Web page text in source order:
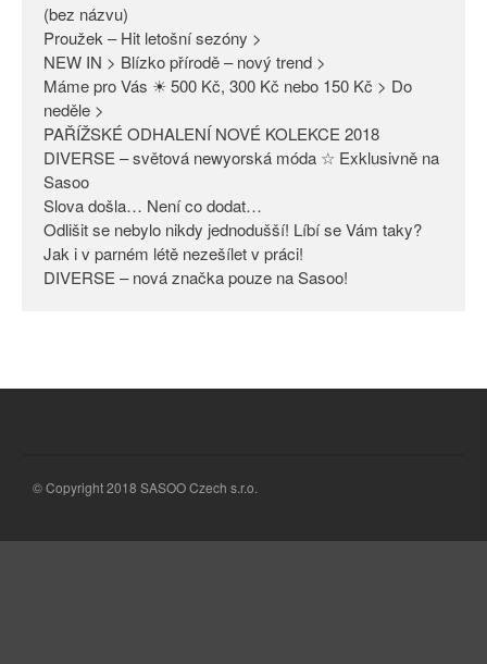
Kč nebo 150 Kč > Do neděle >
PAŘÍŽSKÉ ODHALENÍ NOVÉ
KOLEKCE 2018
móda ☆ Exklusivně na Sasoo
Odlišit se nebylo nikdy
jednodušší! Líbí se Vám taky?
Jak i v parném létě nezešílet v
práci!
(bez názvu)
Proužek – Hit letošní sezóny >
NEW IN > Blízko přírodě – nový trend >
Máme pro Vás ☀ 500 Kč, 300 Kč nebo 150 Kč > Do
neděle >
PAŘÍŽSKÉ ODHALENÍ NOVÉ KOLEKCE 2018
DIVERSE – světová newyorská móda ☆ Exklusivně na
Sasoo
Slova došla… Není co dodat…
Odlišit se nebylo nikdy jednodušší! Líbí se Vám taky?
Jak i v parném létě nezešílet v práci!
DIVERSE – nová značka pouze na Sasoo!
© Copyright 2018 SASOO Czech s.r.o.